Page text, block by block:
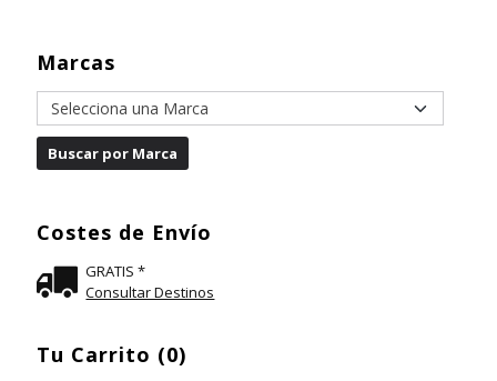
Marcas
Costes de Envío
GRATIS *
Consultar Destinos
Tu Carrito (0)